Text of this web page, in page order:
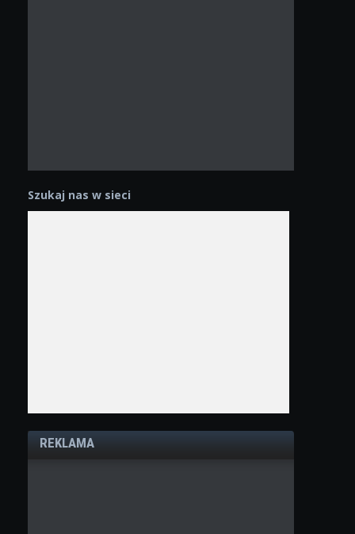
Szukaj nas w sieci
REKLAMA